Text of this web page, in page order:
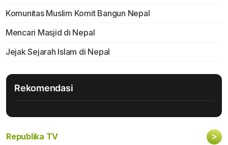
Komunitas Muslim Komit Bangun Nepal
Mencari Masjid di Nepal
Jejak Sejarah Islam di Nepal
Rekomendasi
Republika TV >